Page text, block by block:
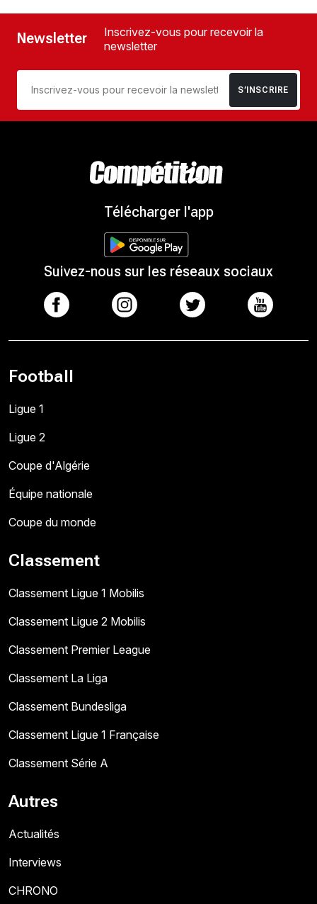
Newsletter
Inscrivez-vous pour recevoir la
newsletter
S’INSCRIRE
Télécharger l'app
Suivez-nous sur les réseaux sociaux
Football
Ligue 1
Ligue 2
Coupe d'Algérie
Équipe nationale
Coupe du monde
Classement
Classement Ligue 1 Mobilis
Classement Ligue 2 Mobilis
Classement Premier League
Classement La Liga
Classement Bundesliga
Classement Ligue 1 Française
Classement Série A
Autres
Actualités
Interviews
CHRONO